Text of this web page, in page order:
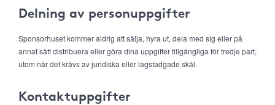
Delning av personuppgifter
Sponsorhuset kommer aldrig att sälja, hyra ut, dela med sig eller på
annat sätt distribuera eller göra dina uppgifter tillgängliga för tredje part,
utom när det krävs av juridiska eller lagstadgade skäl.
Kontaktuppgifter